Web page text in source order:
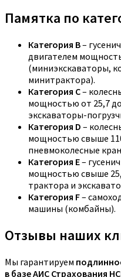
Памятка по
Категория B–
двигателем
(миниэкскаваторы,
минитрактора).
Категория C–
мощностью от 25,7
экскаваторы-
Категория D –
мощностью свыше
пневмоколесные
Категория E–
мощностью свыше
трактора и
Категория F–
машины (комбайны).
Отзывы наших
Мы гарантируем
в базе АИС Страхования